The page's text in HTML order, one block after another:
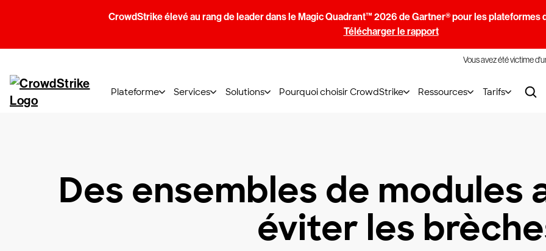
CrowdStrike élevé au rang de leader dans le Magic Quadrant™ 2026 de Gartner® pour les plateformes
Télécharger le rapport
Vous avez été victime
Plateforme Services Solutions Pourquoi choisir CrowdStrike Ressources Tarifs
Des ensembles de modules
éviter les